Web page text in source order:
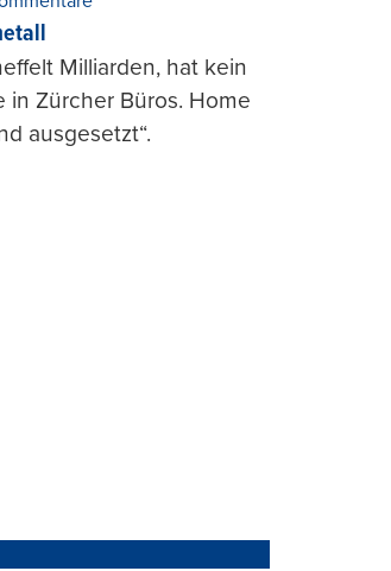
Milliarden, hat kein
in Zürcher Büros. Home
ausgesetzt“.